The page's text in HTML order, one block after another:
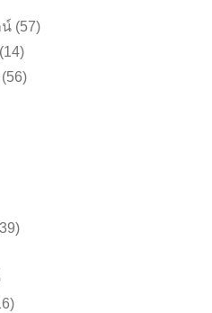
น์ (57)
(14)
(56)